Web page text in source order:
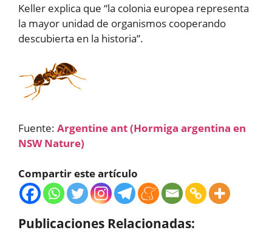
Keller explica que “la colonia europea representa
la mayor unidad de organismos cooperando
descubierta en la historia”.
Fuente: Argentine ant (Hormiga argentina en
NSW Nature)
Compartir este artículo
Publicaciones Relacionadas: